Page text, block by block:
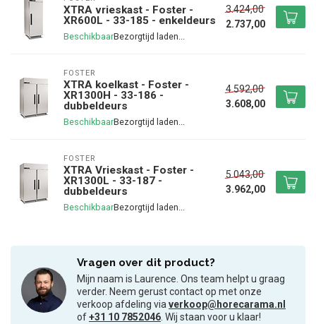
XTRA vrieskast - Foster -
XR600L - 33-185 - enkeldeurs
Beschikbaar
3.424,00
2.737,00
FOSTER
XTRA koelkast - Foster -
XR1300H - 33-186 -
dubbeldeurs
Beschikbaar
4.592,00
3.608,00
FOSTER
XTRA Vrieskast - Foster -
XR1300L - 33-187 -
dubbeldeurs
Beschikbaar
5.043,00
3.962,00
Vragen over dit product?
Mijn naam is Laurence. Ons team helpt u graag
verder. Neem gerust contact op met onze
verkoop afdeling viaverkoop@horecarama.nl
of+31 10 7852046. Wij staan voor u klaar!